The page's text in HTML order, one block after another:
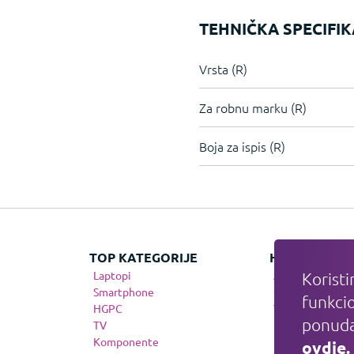
TEHNIČKA
Vrsta (R)
Za robnu marku (R)
Boja za ispis (R)
ovdje.
TOP KATEGORIJE
Laptopi
Smartphone
HGPC
TV
Komponente
HIT
Apple
Gaming
Telefonija